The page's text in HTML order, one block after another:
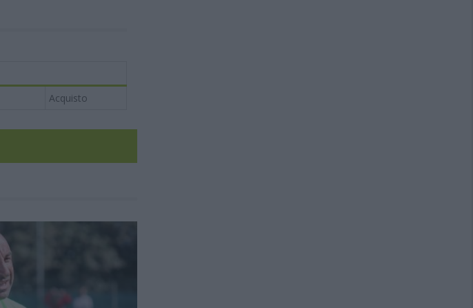
Acquisto